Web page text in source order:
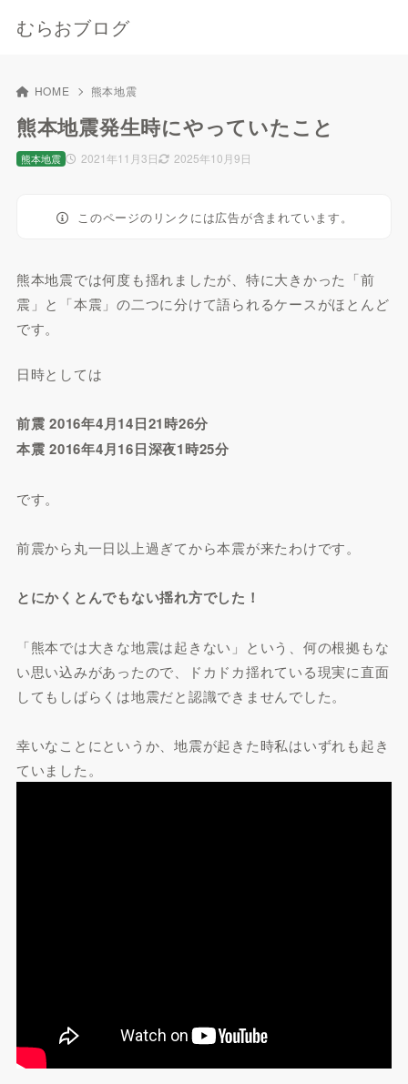
むらおブログ
HOME 熊本地震
熊本地震発生時にやっていたこと
2021年11月3日 2025年10月9日
熊本地震
このページのリンクには広告が含まれています。
熊本地震では何度も揺れましたが、特に大きかった「前
震」と「本震」の二つに分けて語られるケースがほとんど
です。
日時としては
前震 2016年4月14日21時26分
本震 2016年4月16日深夜1時25分
です。
前震から丸一日以上過ぎてから本震が来たわけです。
とにかくとんでもない揺れ方でした！
「熊本では大きな地震は起きない」という、何の根拠もな
い思い込みがあったので、ドカドカ揺れている現実に直面
してもしばらくは地震だと認識できませんでした。
幸いなことにというか、地震が起きた時私はいずれも起き
ていました。